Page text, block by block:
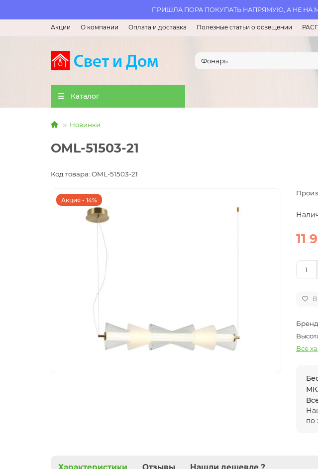
ПРИШЛА ПОРА ПОКУПАТЬ НАПРЯМУЮ, А НЕ НА
Акции О компании Оплата и доставка Полезные статьи о освещении
Каталог
Новинки
OML-51503-21
Код товара: OML-51503-21
Акция - 14%
11
В
Бренд
Все
по